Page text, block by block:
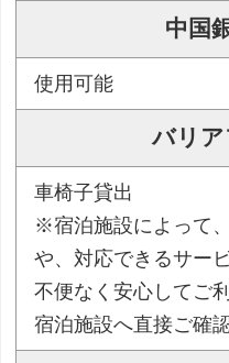
中国
使用可能
バリア
車椅子貸出
※宿泊施設によって
や、対応できるサー
不便なく安心してご
宿泊施設へ直接ご確